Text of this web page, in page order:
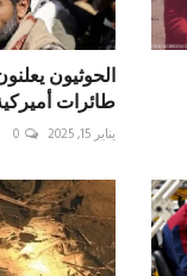
الحوثيون
طائرات
يناير 15, 2025 0